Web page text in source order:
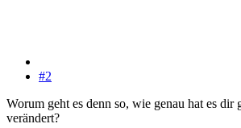
#2
Worum geht es denn so, wie genau hat es dir
verändert?